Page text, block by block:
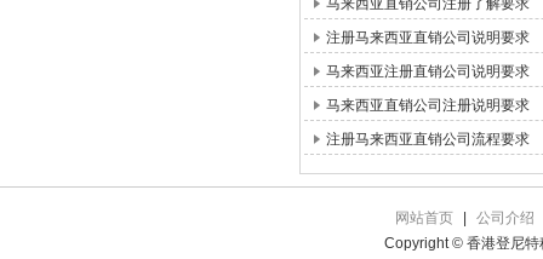
马来西亚直销公司注册了解要求
注册马来西亚直销公司说明要求
马来西亚注册直销公司说明要求
马来西亚直销公司注册说明要求
注册马来西亚直销公司流程要求
网站首页
公司介绍
Copyright © 香港登尼特